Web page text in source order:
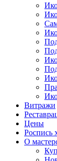
Витражи
Цены
Роспись
О